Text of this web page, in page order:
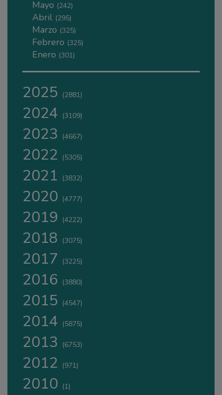
Mayo (242)
Abril (295)
Marzo (325)
Febrero (325)
Enero (301)
2025 (2881)
2024 (3109)
2023 (4667)
2022 (5305)
2021 (3832)
2020 (4777)
2019 (4222)
2018 (3075)
2017 (3225)
2016 (3880)
2015 (4547)
2014 (5875)
2013 (6753)
2012 (971)
2010 (1)